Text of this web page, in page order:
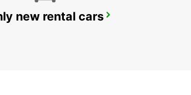
new rental cars